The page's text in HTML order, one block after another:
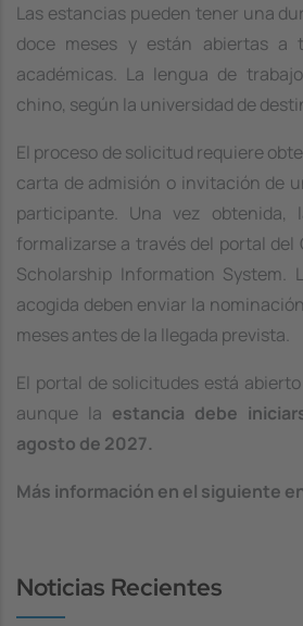
Las estancias pueden tener una
doce meses y están abiertas a
académicas. La lengua de
chino, según la universidad de
El proceso de solicitud requiere
carta de admisión o invitación de
participante. Una vez obtenida,
formalizarse a través del portal del
Scholarship Information System.
acogida deben enviar la
meses antes de la llegada prevista.
El portal de solicitudes está
aunque la estancia debe
agosto de 2027.
Más información en el siguiente
Noticias Recientes